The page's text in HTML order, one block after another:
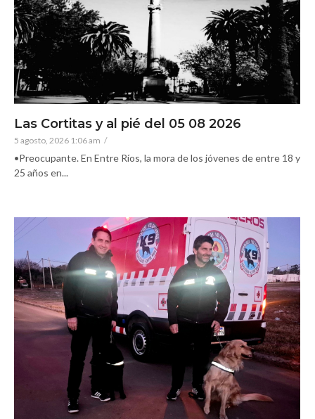
Las Cortitas y al pié del 05 08 2026
5 agosto, 2026 1:06 am /
•Preocupante. En Entre Ríos, la mora de los jóvenes de entre 18 y
25 años en...